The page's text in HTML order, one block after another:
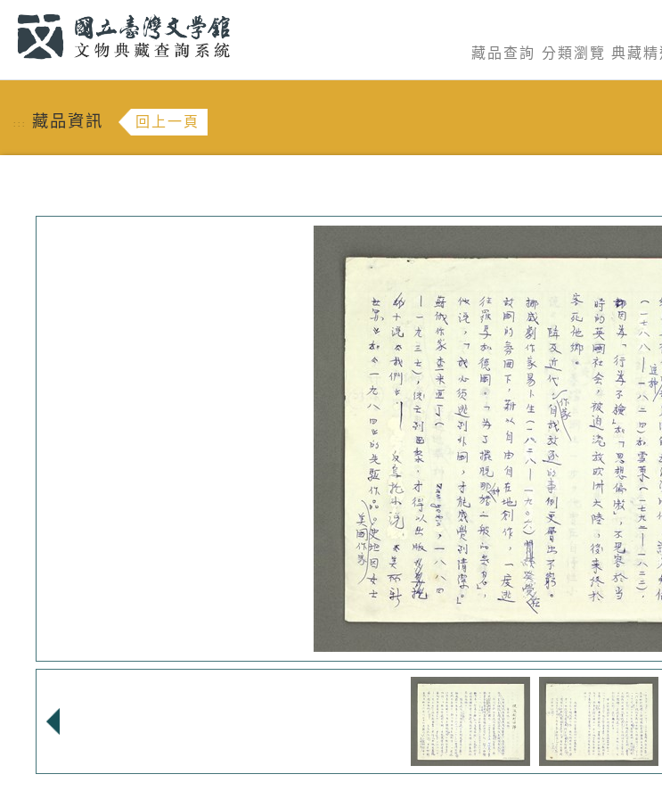
藏品查詢 分類瀏覽 典藏精
::: 藏品資訊 回上一頁